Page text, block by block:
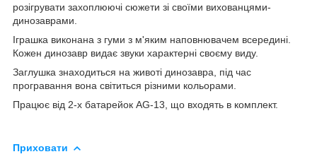
розігрувати захоплюючі сюжети зі своїми вихованцями-
динозаврами.
Іграшка виконана з гуми з м'яким наповнювачем всередині.
Кожен динозавр видає звуки характерні своєму виду.
Заглушка знаходиться на животі динозавра, під час
програвання вона світиться різними кольорами.
Працює від 2-х батарейок AG-13, що входять в комплект.
Приховати